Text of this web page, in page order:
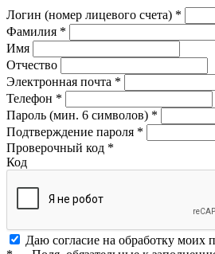
Логин (номер лицевого счета) *
Фамилия *
Имя
Отчество
Электронная почта *
Телефон *
Пароль (мин. 6 символов) *
Подтверждение пароля *
Проверочный код *
Код
Даю согласие на обработку моих